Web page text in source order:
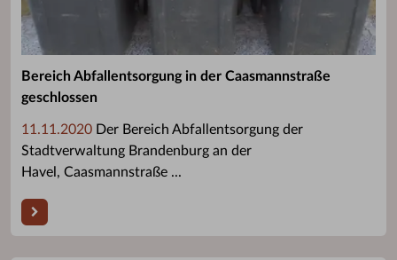
Bereich Abfallentsorgung in der Caasmannstraße
geschlossen
11.11.2020 Der Bereich Abfallentsorgung der
Stadtverwaltung Brandenburg an der
Havel, Caasmannstraße ...